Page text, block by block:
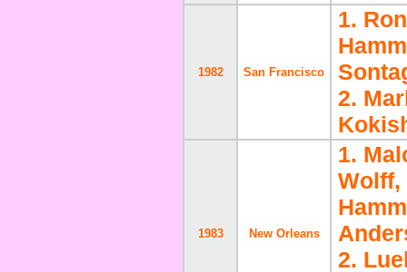
1982 San Francisco
1.
2.
1983 New Orleans
1.
Wolff,
2.